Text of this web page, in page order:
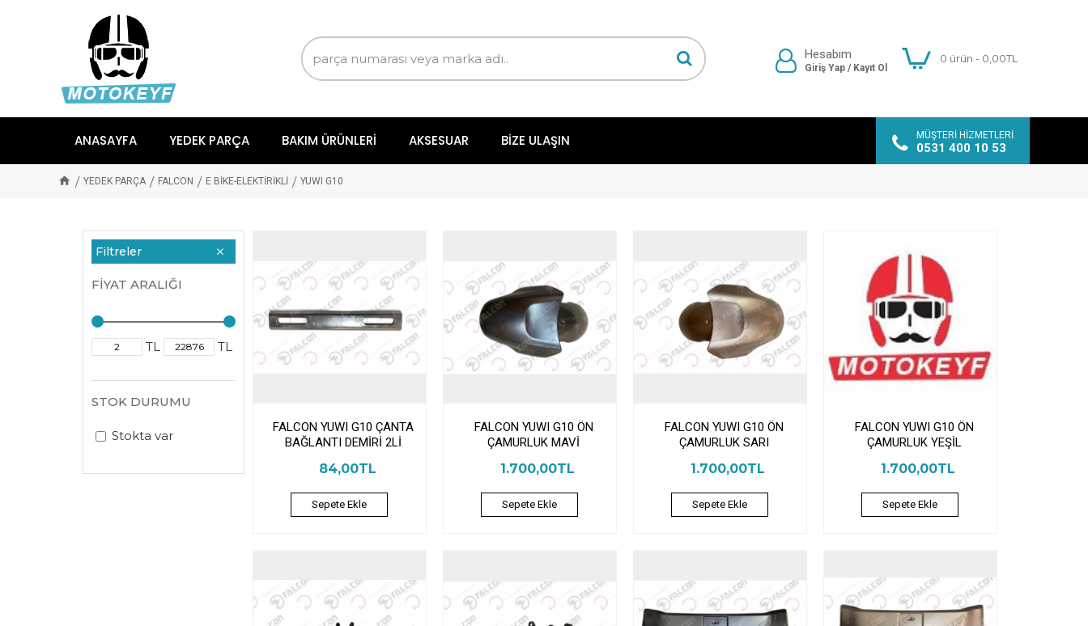
Hesabım
Giriş Yap / Kayıt Ol
0 ürün - 0,00TL
ANASAYFA YEDEK PARÇA BAKIM ÜRÜNLERI AKSESUAR BIZE ULAŞIN MÜŞTERI HIZMETLERI
0531 400 10 53
YEDEK PARÇA FALCON E BİKE-ELEKTİRİKLİ YUWI G10
Filtreler
FIYAT ARALIĞI
TL TL
STOK DURUMU
Stokta var
FALCON YUWI G10 ÇANTA
BAĞLANTI DEMİRİ 2Lİ
84,00TL
Sepete Ekle
FALCON YUWI G10 ÖN
ÇAMURLUK MAVİ
1.700,00TL
Sepete Ekle
FALCON YUWI G10 ÖN
ÇAMURLUK SARI
1.700,00TL
Sepete Ekle
FALCON YUWI G10 ÖN
ÇAMURLUK YEŞİL
1.700,00TL
Sepete Ekle